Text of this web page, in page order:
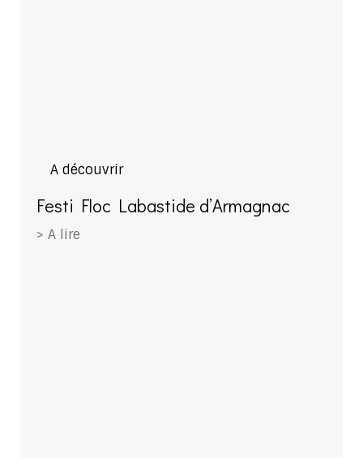
A découvrir
Festi Floc Labastide d’Armagnac
> A lire